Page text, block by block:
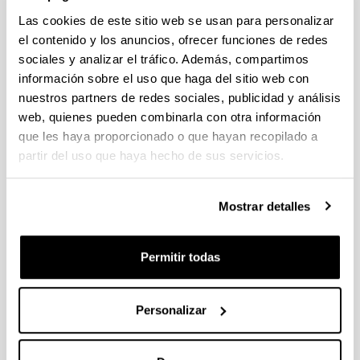
Las cookies de este sitio web se usan para personalizar
el contenido y los anuncios, ofrecer funciones de redes
sociales y analizar el tráfico. Además, compartimos
información sobre el uso que haga del sitio web con
nuestros partners de redes sociales, publicidad y análisis
web, quienes pueden combinarla con otra información
que les haya proporcionado o que hayan recopilado a
partir del uso que haya hecho de sus servicios.
Mostrar detalles
Permitir todas
Personalizar
libro (a partir del 2004)
Tetrahydrofurfuryl Alcohol and
Derivatives
Autoría:
P. Maireles-Torres, P.L. Arias
Año:
World Scientific
Ciudad de edición y/o Editorial:
Furfural: An Entry Point of Lignocellulose in
Biorefineries to Produce Renewable Chemicals,
Polymers, and Biofuels